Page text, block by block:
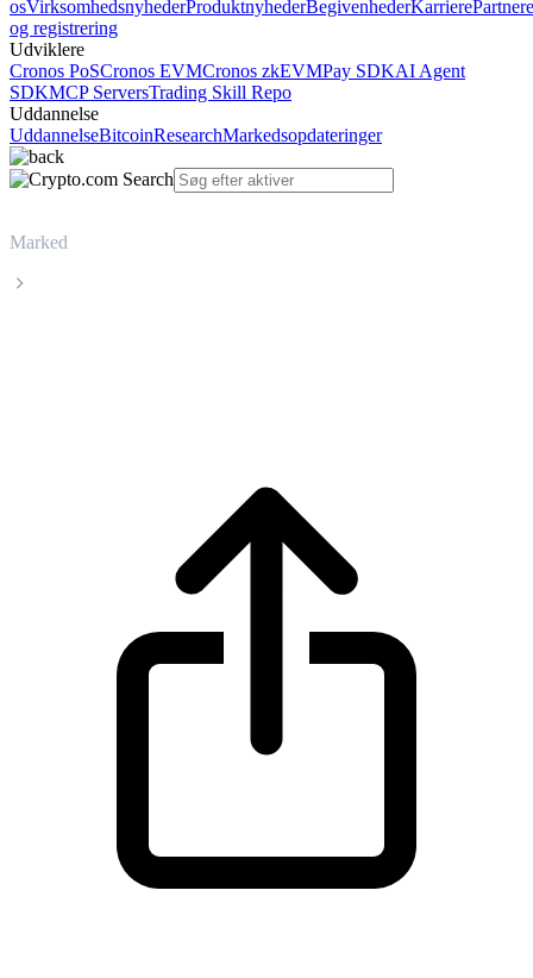
osVirksomhedsnyhederProduktnyhederBegivenhederKarrierePartnere
og registrering
Udviklere
Cronos PoSCronos EVMCronos zkEVMPay SDKAI Agent
SDKMCP ServersTrading Skill Repo
Uddannelse
UddannelseBitcoinResearchMarkedsopdateringer
Marked